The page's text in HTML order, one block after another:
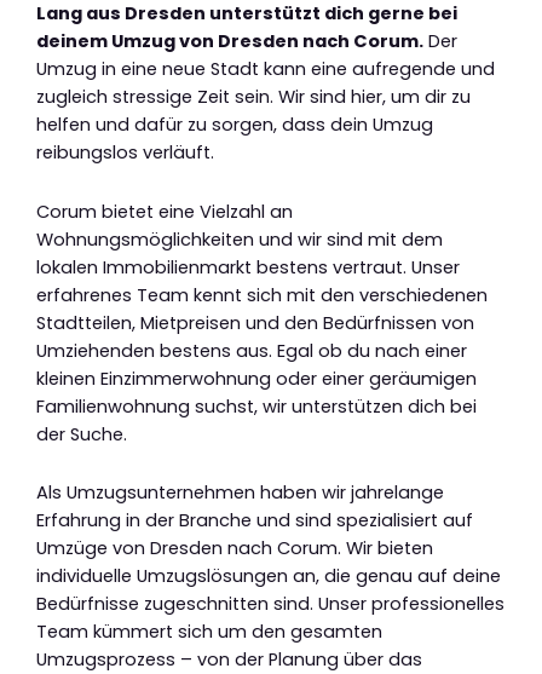
Lang aus Dresden unterstützt dich gerne bei
deinem Umzug von Dresden nach Corum. Der
Umzug in eine neue Stadt kann eine aufregende und
zugleich stressige Zeit sein. Wir sind hier, um dir zu
helfen und dafür zu sorgen, dass dein Umzug
reibungslos verläuft.
Corum bietet eine Vielzahl an
Wohnungsmöglichkeiten und wir sind mit dem
lokalen Immobilienmarkt bestens vertraut. Unser
erfahrenes Team kennt sich mit den verschiedenen
Stadtteilen, Mietpreisen und den Bedürfnissen von
Umziehenden bestens aus. Egal ob du nach einer
kleinen Einzimmerwohnung oder einer geräumigen
Familienwohnung suchst, wir unterstützen dich bei
der Suche.
Als Umzugsunternehmen haben wir jahrelange
Erfahrung in der Branche und sind spezialisiert auf
Umzüge von Dresden nach Corum. Wir bieten
individuelle Umzugslösungen an, die genau auf deine
Bedürfnisse zugeschnitten sind. Unser professionelles
Team kümmert sich um den gesamten
Umzugsprozess – von der Planung über das